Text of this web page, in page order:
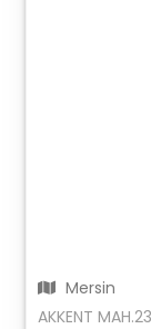
Mersin
AKKENT